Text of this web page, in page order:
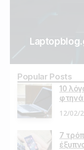
Popular Posts
10
12/02/
7